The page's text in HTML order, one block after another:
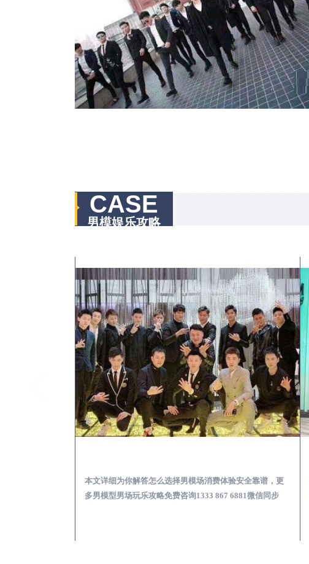
CASE
男模娱乐攻略
本文详细为你解答怎么选择男模场消费体验安全靠谱，更
多男模型男场玩乐攻略免费咨询1333 867 6881微信同步